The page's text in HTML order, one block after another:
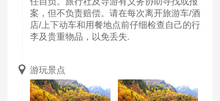
案，但不负责赔偿。请在每次离开旅游车/酒
店/上下动车和用餐地点前仔细检查自己的行
李及贵重物品，以免丢失.
游玩景点